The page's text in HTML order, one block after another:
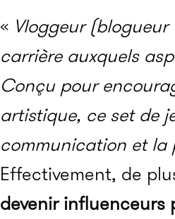
« Vloggeur (blogueur
carrière auxquels
Conçu pour
artistique, ce set de
communication et la
Effectivement, de
devenir influenceurs